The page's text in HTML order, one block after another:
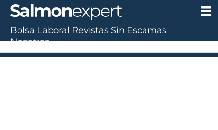
Bolsa Laboral Revistas Sin Escamas
Nosotros